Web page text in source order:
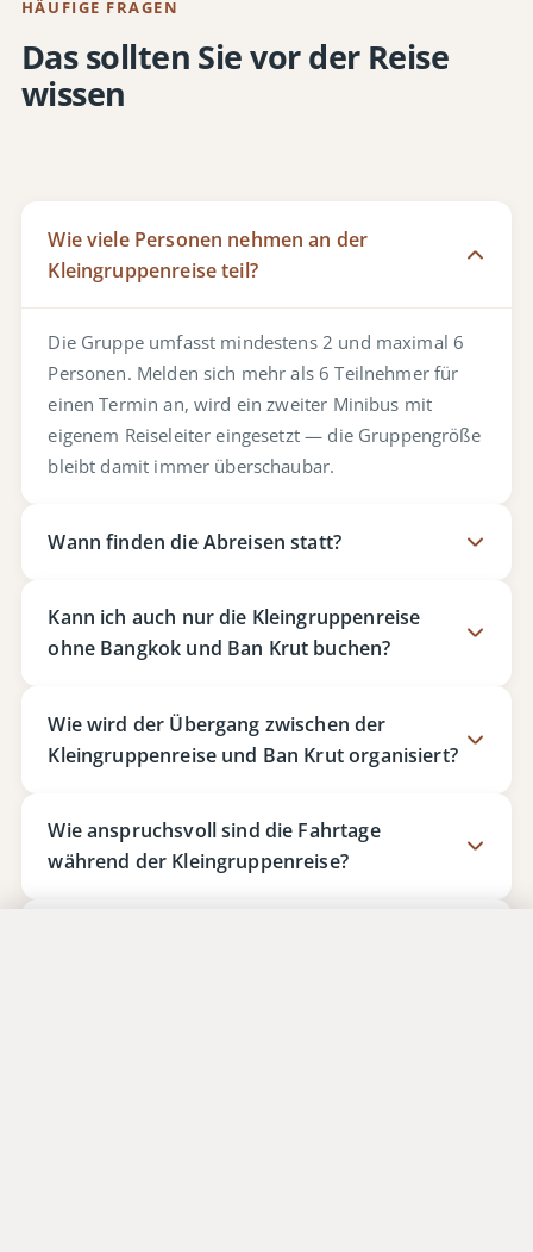
HÄUFIGE FRAGEN
Das sollten Sie vor der Reise
wissen
Wie viele Personen nehmen an der
Kleingruppenreise teil?
Die Gruppe umfasst mindestens 2 und maximal 6
Personen. Melden sich mehr als 6 Teilnehmer für
einen Termin an, wird ein zweiter Minibus mit
eigenem Reiseleiter eingesetzt — die Gruppengröße
bleibt damit immer überschaubar.
Wann finden die Abreisen statt?
Kann ich auch nur die Kleingruppenreise
ohne Bangkok und Ban Krut buchen?
Wie wird der Übergang zwischen der
Kleingruppenreise und Ban Krut organisiert?
Wie anspruchsvoll sind die Fahrtage
während der Kleingruppenreise?